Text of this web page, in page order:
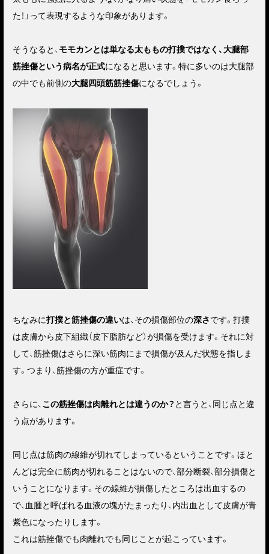
た！」って表現するような印象があります。
そうなると、モモカンとは単なる太ももの打撲ではなく、大腿部
筋挫傷という病名が正式になると思います。特に多いのは大腿部
の中でも前側の大腿四頭筋筋挫傷になるでしょう。
ちなみに打撲と筋挫傷の違いは、その損傷部位の深さです。打撲
は皮膚から皮下組織（皮下脂肪など）が損傷を受けます。それに対
して、筋挫傷はさらに深い筋肉にまで損傷が及んだ状態を指しま
す。つまり、筋挫傷の方が重症です。
さらに、この筋挫傷は肉離れとは違うのか？ と言うと、同じ点と違
う点があります。
同じ点は筋肉の線維が切れてしまっているということです。ほと
んどは完全に筋肉が切れることはないので、部分断裂、部分損傷と
いうことになります。その線維が損傷したところは出血するの
で、血腫と呼ばれる血液の塊がたまったり、内出血として皮膚が青
紫色になったりします。
これは筋挫傷でも肉離れでも同じことが起こっています。